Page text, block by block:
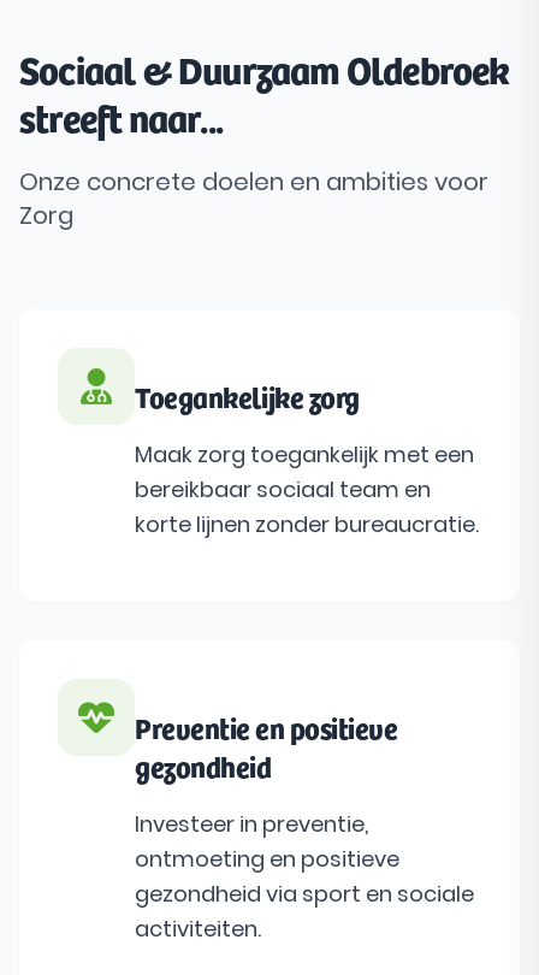
Sociaal & Duurzaam Oldebroek
streeft naar...
Onze concrete doelen en ambities voor
Zorg
Toegankelijke zorg
Maak zorg toegankelijk met een
bereikbaar sociaal team en
korte lijnen zonder bureaucratie.
Preventie en positieve
gezondheid
Investeer in preventie,
ontmoeting en positieve
gezondheid via sport en sociale
activiteiten.